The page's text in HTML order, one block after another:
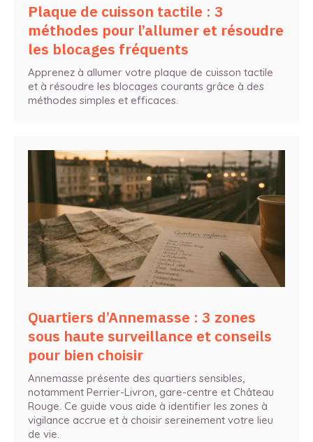
Plaque de cuisson tactile : 3
méthodes pour l’allumer et résoudre
les blocages fréquents
Apprenez à allumer votre plaque de cuisson tactile
et à résoudre les blocages courants grâce à des
méthodes simples et efficaces.
Quartiers d’Annemasse : 3 zones
sous haute surveillance et conseils
pour bien choisir
Annemasse présente des quartiers sensibles,
notamment Perrier-Livron, gare-centre et Château
Rouge. Ce guide vous aide à identifier les zones à
vigilance accrue et à choisir sereinement votre lieu
de vie.